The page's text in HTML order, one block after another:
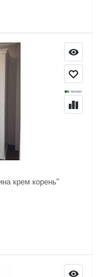
крем корень"